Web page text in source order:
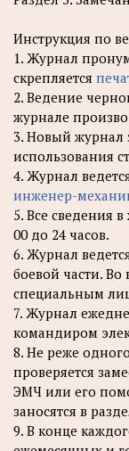
Инструкция по
1. Журнал
скрепляется
2. Ведение
журнале
3. Новый журнал
использования
4. Журнал
инженер-
5. Все сведения
00 до 24 часов.
6. Журнал
боевой части. Во
специальным
7. Журнал
командиром
8. Не реже
проверяется
ЭМЧ или его
заносятся в
9. В конце